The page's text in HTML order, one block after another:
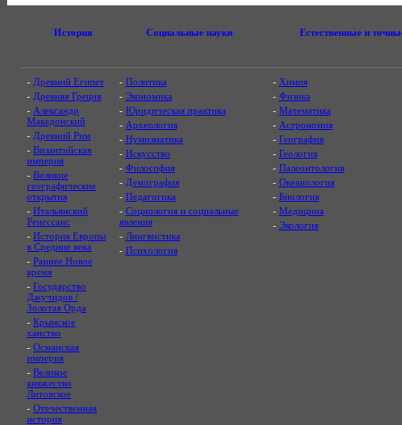
История Социальные науки Естественные и
- Древний Египет
- Древняя Греция
- Александр
Македонский
- Древний Рим
- Византийская
империя
- Великие
географические
открытия
- Итальянский
Ренессанс
- История Европы
в Средние века
- Раннее Новое
время
- Государство
Джучидов /
Золотая Орда
- Крымское
ханство
- Османская
империя
- Великое
княжество
Литовское
- Отечественная
история
- Политика
- Экономика
- Юридическая практика
- Археология
- Нумизматика
- Искусство
- Философия
- Демография
- Педагогика
- Социология и социальные
явления
- Лингвистика
- Психология
- Химия
- Физика
- Математика
- Астрономия
- География
- Геология
- Палеонтология
- Океанология
- Биология
- Медицина
- Экология